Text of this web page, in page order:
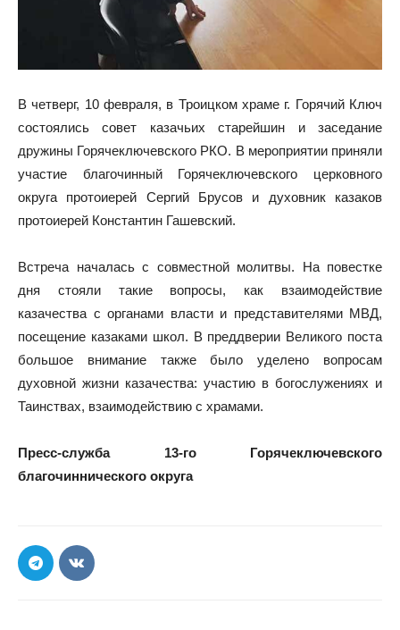
В четверг, 10 февраля, в Троицком храме г. Горячий Ключ
состоялись совет казачьих старейшин и заседание
дружины Горячеключевского РКО. В мероприятии приняли
участие благочинный Горячеключевского церковного
округа протоиерей Сергий Брусов и духовник казаков
протоиерей Константин Гашевский.
Встреча началась с совместной молитвы. На повестке
дня стояли такие вопросы, как взаимодействие
казачества с органами власти и представителями МВД,
посещение казаками школ. В преддверии Великого поста
большое внимание также было уделено вопросам
духовной жизни казачества: участию в богослужениях и
Таинствах, взаимодействию с храмами.
Пресс-служба 13-го Горячеключевского
благочиннического округа